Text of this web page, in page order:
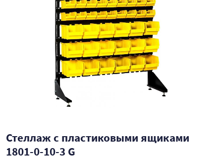
Стеллаж с пластиковыми ящиками
1801-0-10-3 G